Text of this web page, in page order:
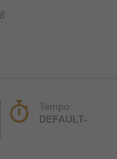
Tempo:
DEFAULT-